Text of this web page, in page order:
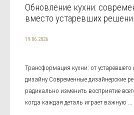
Обновление кухни:
вместо устаревших
19.06.2026
Трансформация кухни: от
дизайну Современные дизайнерские
радикально изменить восприятие
когда каждая деталь играет важную ...